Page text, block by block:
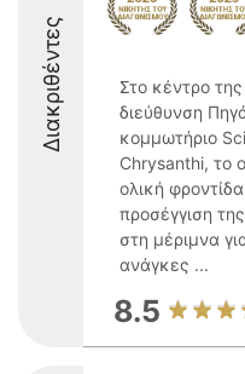
Διακριθέντες
Στο κέντρο
διεύθυνση
κομμωτήριο
Chrysanthi, το
ολική
προσέγγιση
στη μέριμνα
ανάγκες ...
8.5